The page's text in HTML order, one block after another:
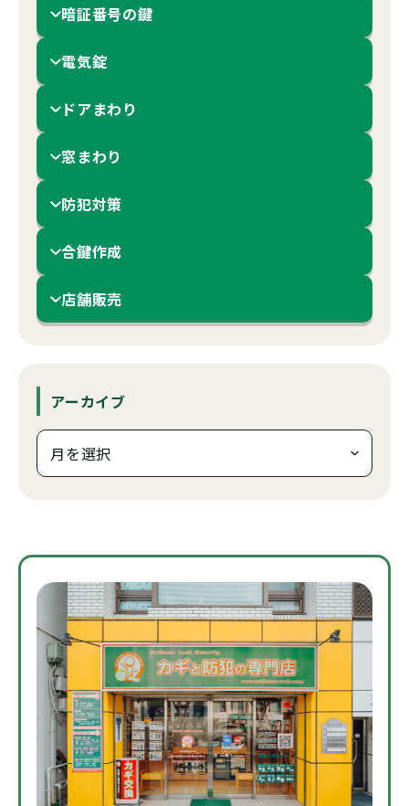
暗証番号の鍵
電気錠
ドアまわり
窓まわり
防犯対策
合鍵作成
店舗販売
アーカイブ